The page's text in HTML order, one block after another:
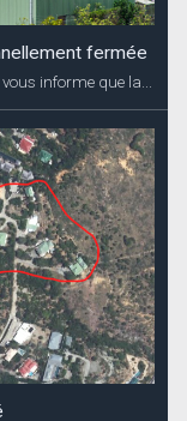
fermée
informe que la...